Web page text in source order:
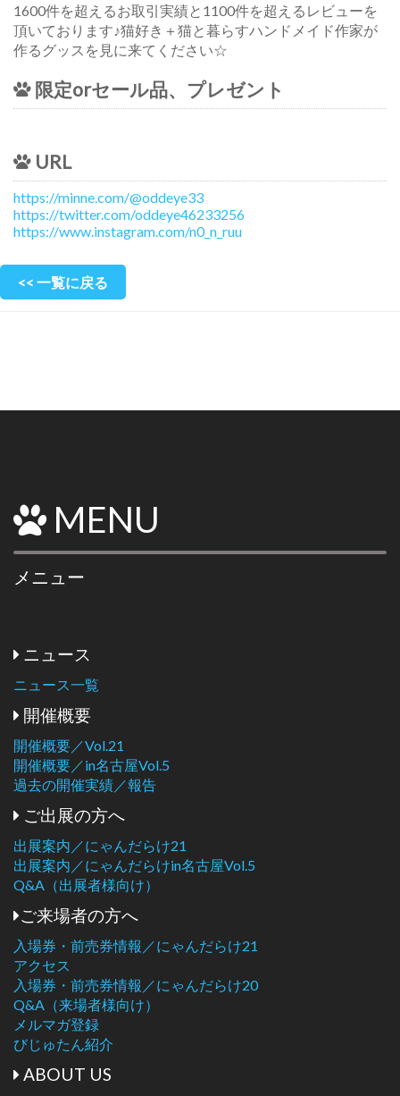
1600件を超えるお取引実績と1100件を超えるレビューを
頂いております♪猫好き＋猫と暮らすハンドメイド作家が
作るグッスを見に来てください☆
限定orセール品、プレゼント
URL
https://minne.com/@oddeye33
https://twitter.com/oddeye46233256
https://www.instagram.com/n0_n_ruu
<< 一覧に戻る
MENU
メニュー
ニュース
ニュース一覧
開催概要
開催概要／Vol.21
開催概要／in名古屋Vol.5
過去の開催実績／報告
ご出展の方へ
出展案内／にゃんだらけ21
出展案内／にゃんだらけin名古屋Vol.5
Q&A（出展者様向け）
ご来場者の方へ
入場券・前売券情報／にゃんだらけ21
アクセス
入場券・前売券情報／にゃんだらけ20
Q&A（来場者様向け）
メルマガ登録
びじゅたん紹介
ABOUT US